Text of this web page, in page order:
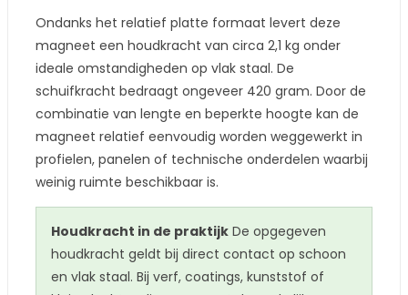
Ondanks het relatief platte formaat levert deze
magneet een houdkracht van circa 2,1 kg onder
ideale omstandigheden op vlak staal. De
schuifkracht bedraagt ongeveer 420 gram. Door de
combinatie van lengte en beperkte hoogte kan de
magneet relatief eenvoudig worden weggewerkt in
profielen, panelen of technische onderdelen waarbij
weinig ruimte beschikbaar is.
Houdkracht in de praktijk De opgegeven
houdkracht geldt bij direct contact op schoon
en vlak staal. Bij verf, coatings, kunststof of